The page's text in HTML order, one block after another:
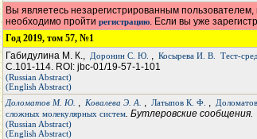
Вы являетесь незарегистрированным
необходимо пройти регистрацию. Если вы уже
Год 2019, том 57, №1
Габидулина М. К., Доронин С. Ю. , Косырева И. В. Тест-
С.101-114. ROI: jbc-01/19-57-1-101
(Russian Abstract)
(English Abstract)
Доломатов М. Ю. , Ковалева Э. А. , Латыпов К. Ф. ,
сложных молекулярных систем. Бутлеровские сообщения.
(Russian Abstract)
(English Abstract)